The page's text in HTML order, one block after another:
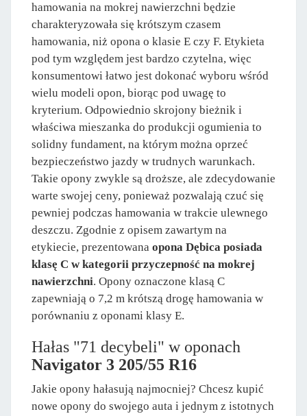
hamowania na mokrej nawierzchni będzie
charakteryzowała się krótszym czasem
hamowania, niż opona o klasie E czy F. Etykieta
pod tym względem jest bardzo czytelna, więc
konsumentowi łatwo jest dokonać wyboru wśród
wielu modeli opon, biorąc pod uwagę to
kryterium. Odpowiednio skrojony bieżnik i
właściwa mieszanka do produkcji ogumienia to
solidny fundament, na którym można oprzeć
bezpieczeństwo jazdy w trudnych warunkach.
Takie opony zwykle są droższe, ale zdecydowanie
warte swojej ceny, ponieważ pozwalają czuć się
pewniej podczas hamowania w trakcie ulewnego
deszczu. Zgodnie z opisem zawartym na
etykiecie, prezentowana opona Dębica posiada
klasę C w kategorii przyczepność na mokrej
nawierzchni. Opony oznaczone klasą C
zapewniają o 7,2 m krótszą drogę hamowania w
porównaniu z oponami klasy E.
Hałas "71 decybeli" w oponach
Navigator 3 205/55 R16
Jakie opony hałasują najmocniej? Chcesz kupić
nowe opony do swojego auta i jednym z istotnych